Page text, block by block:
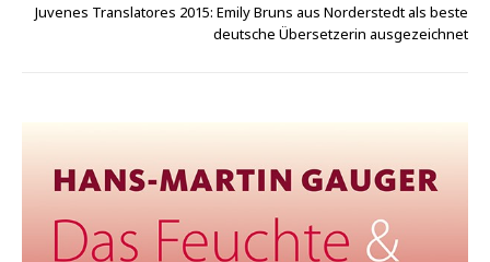
Juvenes Translatores 2015: Emily Bruns aus Norderstedt als beste
deutsche Übersetzerin ausgezeichnet